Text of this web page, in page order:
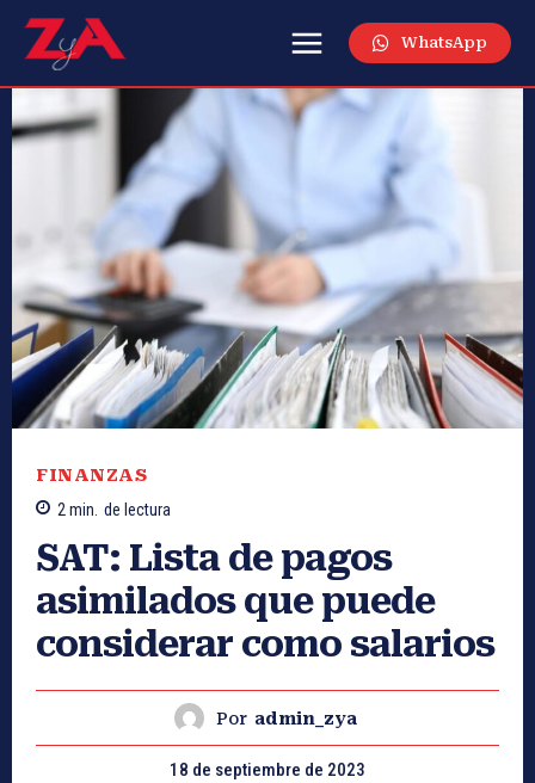
WhatsApp
FINANZAS
2min. de lectura
SAT: Lista de pagos
asimilados que puede
considerar como salarios
Por admin_zya
18 de septiembre de 2023